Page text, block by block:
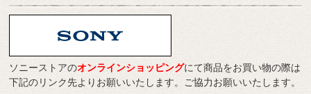
ソニーストアのオンラインショッピングにて商品をお買い物の際は
下記のリンク先よりお願いいたします。ご協力お願いいたします。